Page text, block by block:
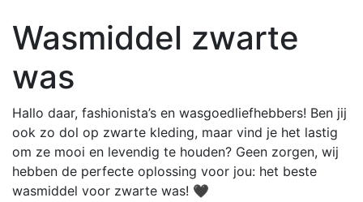
Wasmiddel zwarte
was
Hallo daar, fashionista’s en wasgoedliefhebbers! Ben jij
ook zo dol op zwarte kleding, maar vind je het lastig
om ze mooi en levendig te houden? Geen zorgen, wij
hebben de perfecte oplossing voor jou: het beste
wasmiddel voor zwarte was! 🖤